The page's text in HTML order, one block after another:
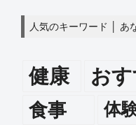
人気のキーワード │ あ
健康 お
食事 体